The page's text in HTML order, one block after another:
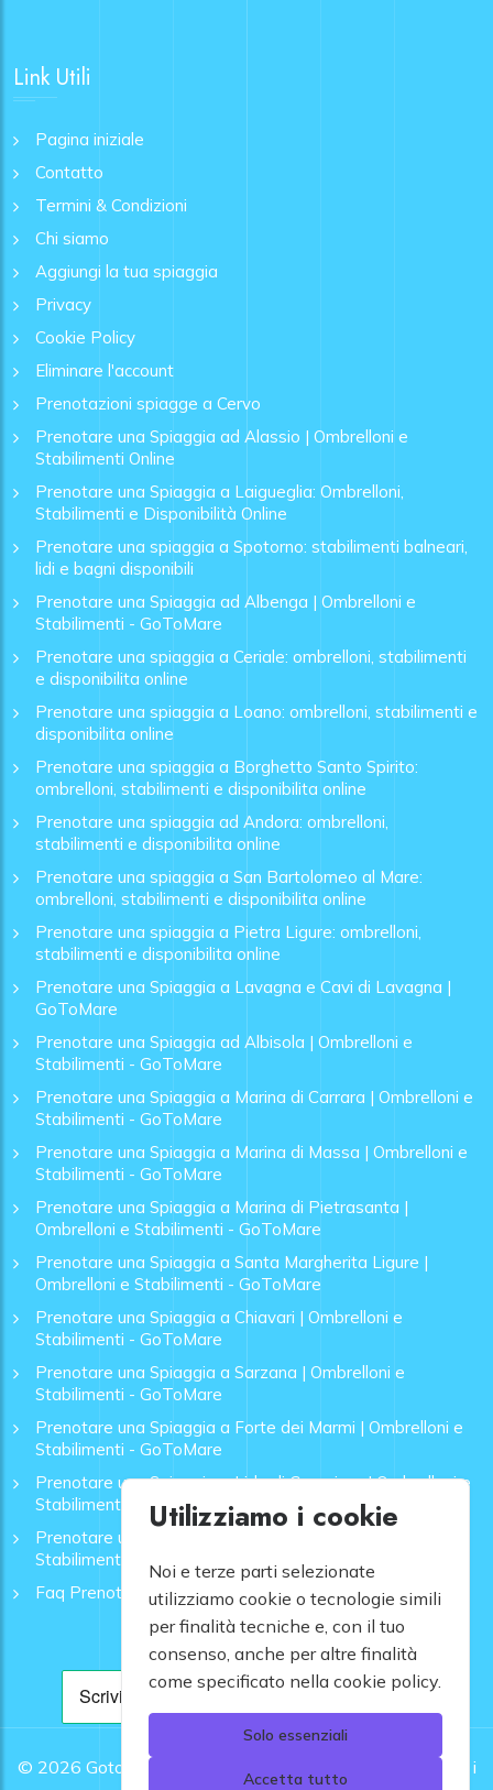
Link Utili
Pagina iniziale
Contatto
Termini & Condizioni
Chi siamo
Aggiungi la tua spiaggia
Privacy
Cookie Policy
Eliminare l'account
Prenotazioni spiagge a Cervo
Prenotare una Spiaggia ad Alassio | Ombrelloni e
Stabilimenti Online
Prenotare una Spiaggia a Laigueglia: Ombrelloni,
Stabilimenti e Disponibilità Online
Prenotare una spiaggia a Spotorno: stabilimenti balneari,
lidi e bagni disponibili
Prenotare una Spiaggia ad Albenga | Ombrelloni e
Stabilimenti - GoToMare
Prenotare una spiaggia a Ceriale: ombrelloni, stabilimenti
e disponibilita online
Prenotare una spiaggia a Loano: ombrelloni, stabilimenti e
disponibilita online
Prenotare una spiaggia a Borghetto Santo Spirito:
ombrelloni, stabilimenti e disponibilita online
Prenotare una spiaggia ad Andora: ombrelloni,
stabilimenti e disponibilita online
Prenotare una spiaggia a San Bartolomeo al Mare:
ombrelloni, stabilimenti e disponibilita online
Prenotare una spiaggia a Pietra Ligure: ombrelloni,
stabilimenti e disponibilita online
Prenotare una Spiaggia a Lavagna e Cavi di Lavagna |
GoToMare
Prenotare una Spiaggia ad Albisola | Ombrelloni e
Stabilimenti - GoToMare
Prenotare una Spiaggia a Marina di Carrara | Ombrelloni e
Stabilimenti - GoToMare
Prenotare una Spiaggia a Marina di Massa | Ombrelloni e
Stabilimenti - GoToMare
Prenotare una Spiaggia a Marina di Pietrasanta |
Ombrelloni e Stabilimenti - GoToMare
Prenotare una Spiaggia a Santa Margherita Ligure |
Ombrelloni e Stabilimenti - GoToMare
Prenotare una Spiaggia a Chiavari | Ombrelloni e
Stabilimenti - GoToMare
Prenotare una Spiaggia a Sarzana | Ombrelloni e
Stabilimenti - GoToMare
Prenotare una Spiaggia a Forte dei Marmi | Ombrelloni e
Stabilimenti - GoToMare
Prenotare una Spiaggia a Lido di Camaiore | Ombrelloni e
Stabilimenti - GoToMare
Prenotare una Spiaggia a Rapallo | Ombrelloni e
Stabilimenti - GoToMare
Faq Prenotazione Spiagge
© 2026 Gotomare srl - Partita IVA 12948810960 .
Tutti i
Utilizziamo i cookie
Noi e terze parti selezionate
utilizziamo cookie o tecnologie simili
per finalità tecniche e, con il tuo
consenso, anche per altre finalità
come specificato nella cookie policy.
Solo essenziali
Accetta tutto